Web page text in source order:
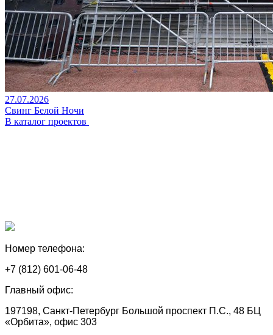
27.07.2026
Свинг Белой Ночи
В каталог проектов
Номер телефона:
+7 (812) 601-06-48
Главный офис:
197198, Санкт-Петербург Большой проспект П.С., 48 БЦ
«Орбита», офис 303